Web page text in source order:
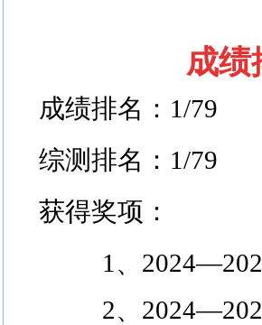
成绩
成绩排名： 1/79
综测排名： 1/79
获得奖项：
1、
2、2024—2025